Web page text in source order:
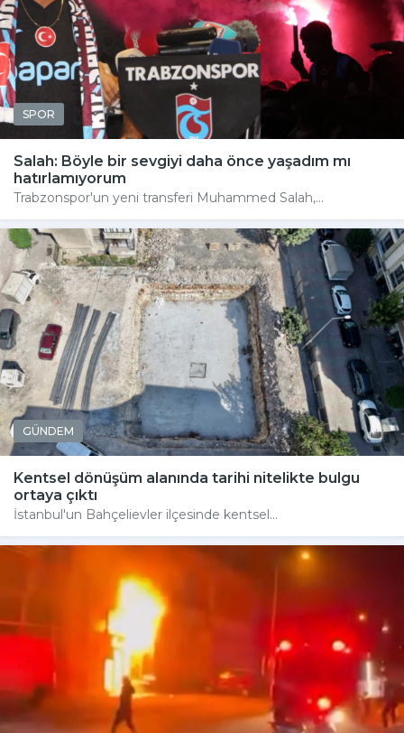
SPOR
Salah: Böyle bir sevgiyi daha önce yaşadım mı
hatırlamıyorum
Trabzonspor'un yeni transferi Muhammed Salah,...
GÜNDEM
Kentsel dönüşüm alanında tarihi nitelikte bulgu
ortaya çıktı
İstanbul'un Bahçelievler ilçesinde kentsel...